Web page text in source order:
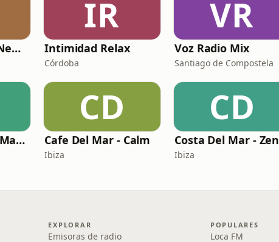
Perfect Radio - New Age
IR
Intimidad Relax
Córdoba
VR
Voz Radio Mix
Santiago de Compostela
Costa Del Mar - Madrid FM
CD
Cafe Del Mar - Calm
Ibiza
CD
Costa Del Mar - Zen
Ibiza
EXPLORAR
Emisoras de radio
POPULARES
Loca FM